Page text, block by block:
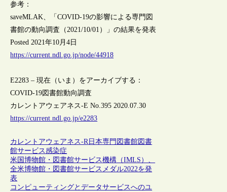
参考：
saveMLAK、「COVID-19の影響による専門図
書館の動向調査（2021/10/01）」の結果を発表
Posted 2021年10月4日
https://current.ndl.go.jp/node/44918
E2283 – 現在（いま）をアーカイブする：
COVID-19図書館動向調査
カレントアウェアネス-E No.395 2020.07.30
https://current.ndl.go.jp/e2283
カレントアウェアネス-R日本専門図書館図書
館サービス感染症
米国博物館・図書館サービス機構（IMLS）、
全米博物館・図書館サービスメダル2022を発
表
コンピューティングとデータサービスへのユ